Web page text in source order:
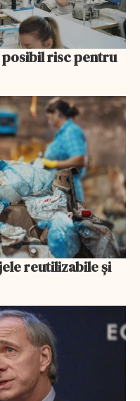
posibil risc pentru
reutilizabile și